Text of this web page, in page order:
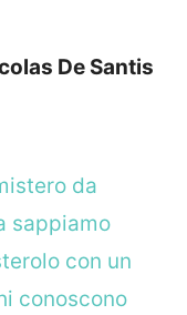
De Santis
da
sappiamo
con un
conoscono